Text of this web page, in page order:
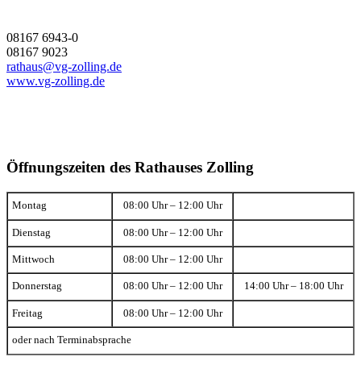
08167 6943-0
08167 9023
rathaus@vg-zolling.de
www.vg-zolling.de
Öffnungszeiten des Rathauses Zolling
Montag 08:00 Uhr – 12:00 Uhr
Dienstag 08:00 Uhr – 12:00 Uhr
Mittwoch 08:00 Uhr – 12:00 Uhr
Donnerstag 08:00 Uhr – 12:00 Uhr 14:00 Uhr – 18:00 Uhr
Freitag 08:00 Uhr – 12:00 Uhr
oder nach Terminabsprache